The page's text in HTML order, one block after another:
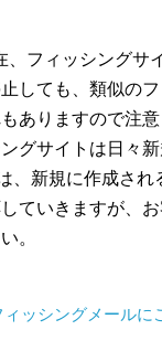
、フィッシングサ
しても、類似の
ありますので注意
グサイトは日々
、新規に作成され
ていきますが、
。
ッシングメールに